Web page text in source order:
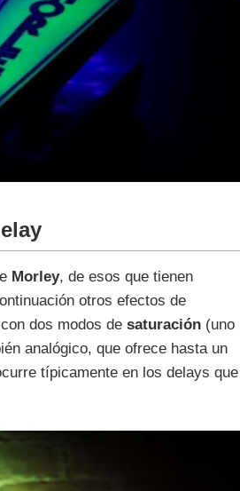
Morley, de esos que tienen
otros efectos de
dos modos de saturación (uno
analógico, que ofrece hasta un
típicamente en los delays que